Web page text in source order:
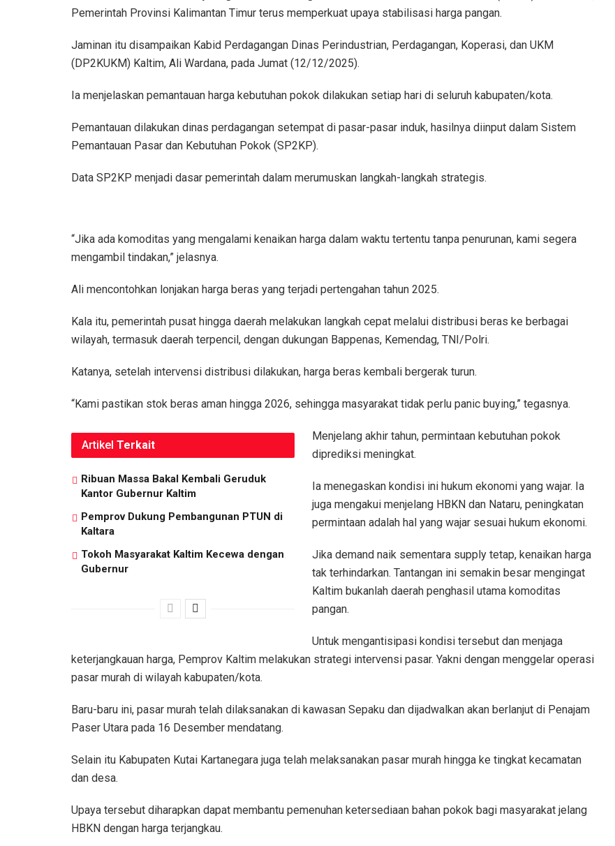
Pemerintah Provinsi Kalimantan Timur terus memperkuat upaya stabilisasi harga pangan.
Jaminan itu disampaikan Kabid Perdagangan Dinas Perindustrian, Perdagangan, Koperasi, dan UKM
(DP2KUKM) Kaltim, Ali Wardana, pada Jumat (12/12/2025).
Ia menjelaskan pemantauan harga kebutuhan pokok dilakukan setiap hari di seluruh kabupaten/kota.
Pemantauan dilakukan dinas perdagangan setempat di pasar-pasar induk, hasilnya diinput dalam Sistem
Pemantauan Pasar dan Kebutuhan Pokok (SP2KP).
Data SP2KP menjadi dasar pemerintah dalam merumuskan langkah-langkah strategis.
“Jika ada komoditas yang mengalami kenaikan harga dalam waktu tertentu tanpa penurunan, kami segera
mengambil tindakan,” jelasnya.
Ali mencontohkan lonjakan harga beras yang terjadi pertengahan tahun 2025.
Kala itu, pemerintah pusat hingga daerah melakukan langkah cepat melalui distribusi beras ke berbagai
wilayah, termasuk daerah terpencil, dengan dukungan Bappenas, Kemendag, TNI/Polri.
Katanya, setelah intervensi distribusi dilakukan, harga beras kembali bergerak turun.
“Kami pastikan stok beras aman hingga 2026, sehingga masyarakat tidak perlu panic buying,” tegasnya.
Artikel Terkait
Ribuan Massa Bakal Kembali Geruduk
Kantor Gubernur Kaltim
Pemprov Dukung Pembangunan PTUN di
Kaltara
Tokoh Masyarakat Kaltim Kecewa dengan
Gubernur
Menjelang akhir tahun, permintaan kebutuhan pokok
diprediksi meningkat.
Ia menegaskan kondisi ini hukum ekonomi yang wajar. Ia
juga mengakui menjelang HBKN dan Nataru, peningkatan
permintaan adalah hal yang wajar sesuai hukum ekonomi.
Jika demand naik sementara supply tetap, kenaikan harga
tak terhindarkan. Tantangan ini semakin besar mengingat
Kaltim bukanlah daerah penghasil utama komoditas
pangan.
Untuk mengantisipasi kondisi tersebut dan menjaga
keterjangkauan harga, Pemprov Kaltim melakukan strategi intervensi pasar. Yakni dengan menggelar operasi
pasar murah di wilayah kabupaten/kota.
Baru-baru ini, pasar murah telah dilaksanakan di kawasan Sepaku dan dijadwalkan akan berlanjut di Penajam
Paser Utara pada 16 Desember mendatang.
Selain itu Kabupaten Kutai Kartanegara juga telah melaksanakan pasar murah hingga ke tingkat kecamatan
dan desa.
Upaya tersebut diharapkan dapat membantu pemenuhan ketersediaan bahan pokok bagi masyarakat jelang
HBKN dengan harga terjangkau.